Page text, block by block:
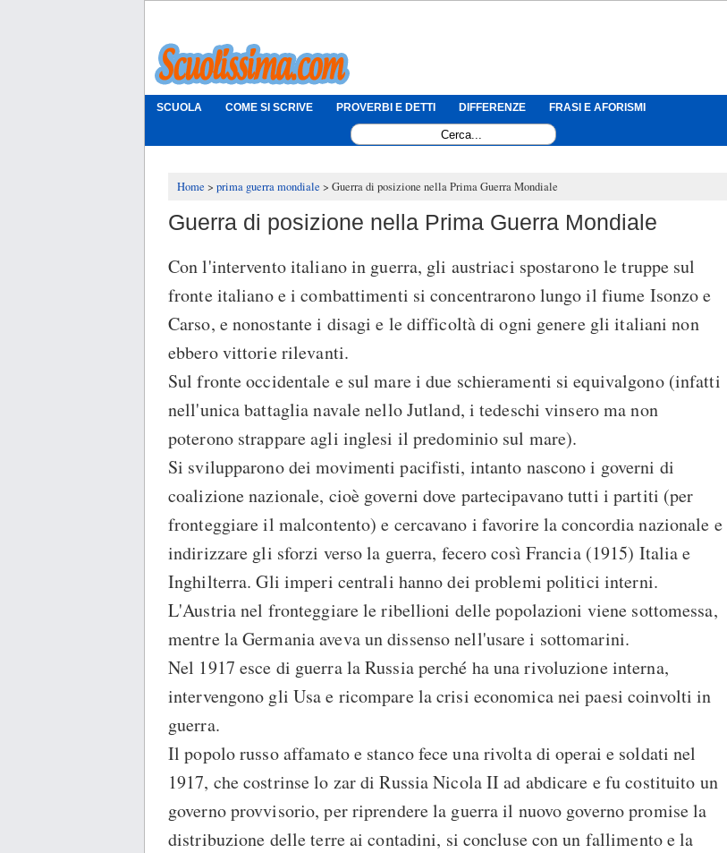
SCUOLA COME SI SCRIVE PROVERBI E DETTI DIFFERENZE FRASI E AFORISMI
Home prima guerra mondiale Guerra di posizione nella Prima Guerra Mondiale
Guerra di posizione nella Prima Guerra Mondiale
Con l'intervento italiano in guerra, gli austriaci spostarono le truppe sul
fronte italiano e i combattimenti si concentrarono lungo il fiume Isonzo e
Carso, e nonostante i disagi e le difficoltà di ogni genere gli italiani non
ebbero vittorie rilevanti.
Sul fronte occidentale e sul mare i due schieramenti si equivalgono (infatti
nell'unica battaglia navale nello Jutland, i tedeschi vinsero ma non
poterono strappare agli inglesi il predominio sul mare).
Si svilupparono dei movimenti pacifisti, intanto nascono i governi di
coalizione nazionale, cioè governi dove partecipavano tutti i partiti (per
fronteggiare il malcontento) e cercavano i favorire la concordia nazionale e
indirizzare gli sforzi verso la guerra, fecero così Francia (1915) Italia e
Inghilterra. Gli imperi centrali hanno dei problemi politici interni.
L'Austria nel fronteggiare le ribellioni delle popolazioni viene sottomessa,
mentre la Germania aveva un dissenso nell'usare i sottomarini.
Nel 1917 esce di guerra la Russia perché ha una rivoluzione interna,
intervengono gli Usa e ricompare la crisi economica nei paesi coinvolti in
guerra.
Il popolo russo affamato e stanco fece una rivolta di operai e soldati nel
1917, che costrinse lo zar di Russia Nicola II ad abdicare e fu costituito un
governo provvisorio, per riprendere la guerra il nuovo governo promise la
distribuzione delle terre ai contadini, si concluse con un fallimento e la